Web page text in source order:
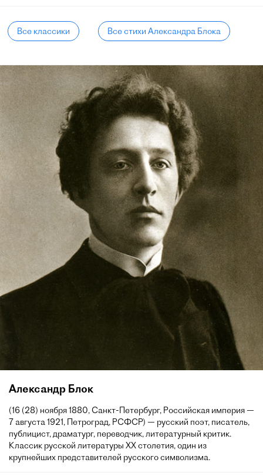
Все классики Все стихи Александра Блока
Александр Блок
(16 (28) ноября 1880, Санкт-Петербург, Российская империя —
7 августа 1921, Петроград, РСФСР) — русский поэт, писатель,
публицист, драматург, переводчик, литературный критик.
Классик русской литературы XX столетия, один из
крупнейших представителей русского символизма.